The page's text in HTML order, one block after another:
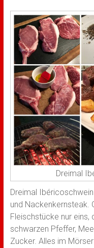
Dreimal
Dreimal
und Nackenkernsteak.
Fleischstücke nur eins,
schwarzen Pfeffer,
Zucker. Alles im